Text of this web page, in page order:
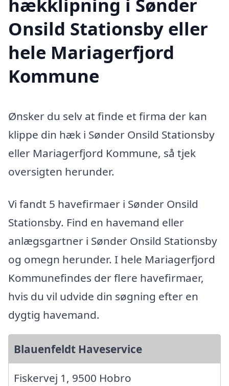
Onsild Stationsby eller
hele Mariagerfjord
Kommune
Ønsker du selv at finde et firma der kan
klippe din hæk i Sønder Onsild Stationsby
eller Mariagerfjord Kommune, så tjek
oversigten herunder.
Vi fandt 5 havefirmaer i Sønder Onsild
Stationsby. Find en havemand eller
anlægsgartner i Sønder Onsild Stationsby
og omegn herunder. I hele Mariagerfjord
Kommunefindes der flere havefirmaer,
hvis du vil udvide din søgning efter en
dygtig havemand.
Blauenfeldt Haveservice
Fiskervej 1, 9500 Hobro